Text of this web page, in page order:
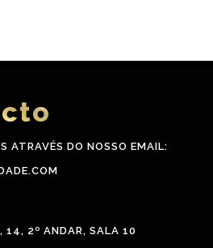
ATRAVÉS DO NOSSO EMAIL:
14, 2º ANDAR, SALA 10